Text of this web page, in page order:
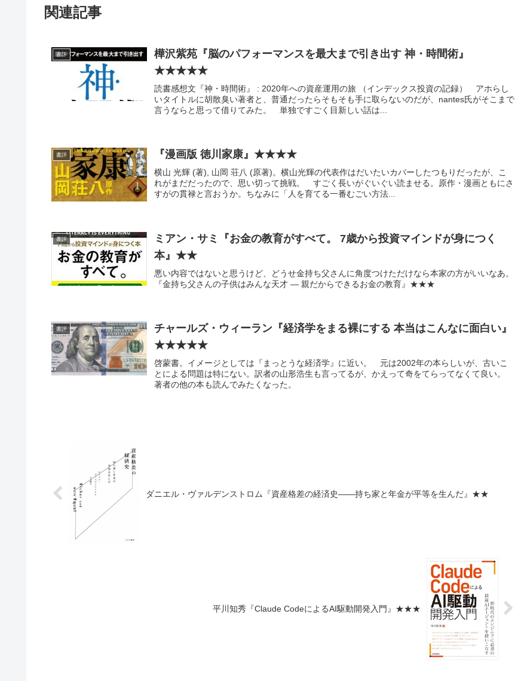
関連記事
書評
樺沢紫苑『脳のパフォーマンスを最大まで引き出す 神・時間術』
★★★★★
読書感想文『神・時間術』 : 2020年への資産運用の旅 （インデックス投資の記録） アホらし
いタイトルに胡散臭い著者と、普通だったらそもそも手に取らないのだが、nantes氏がそこまで
言うならと思って借りてみた。 単独ですごく目新しい話は...
書評 『漫画版 徳川家康』★★★★
横山 光輝 (著), 山岡 荘八 (原著)。横山光輝の代表作はだいたいカバーしたつもりだったが、こ
れがまだだったので、思い切って挑戦。 すごく長いがぐいぐい読ませる。原作・漫画ともにさ
すがの貫禄と言おうか。ちなみに「人を育てる一番むごい方法...
書評
ミアン・サミ『お金の教育がすべて。 7歳から投資マインドが身につく
本』★★
悪い内容ではないと思うけど、どうせ金持ち父さんに角度つけただけなら本家の方がいいなあ。
『金持ち父さんの子供はみんな天才 ― 親だからできるお金の教育』★★★
書評
チャールズ・ウィーラン『経済学をまる裸にする 本当はこんなに面白い』
★★★★★
啓蒙書。イメージとしては『まっとうな経済学』に近い。 元は2002年の本らしいが、古いこ
とによる問題は特にない。訳者の山形浩生も言ってるが、かえって奇をてらってなくて良い。
著者の他の本も読んでみたくなった。
ダニエル・ヴァルデンストロム『資産格差の経済史――持ち家と年金が平等を生んだ』★★
平川知秀『Claude CodeによるAI駆動開発入門』★★★